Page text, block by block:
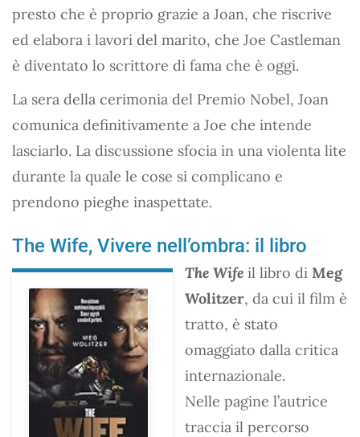
presto che è proprio grazie a Joan, che riscrive
ed elabora i lavori del marito, che Joe Castleman
è diventato lo scrittore di fama che è oggi.
La sera della cerimonia del Premio Nobel, Joan
comunica definitivamente a Joe che intende
lasciarlo. La discussione sfocia in una violenta lite
durante la quale le cose si complicano e
prendono pieghe inaspettate.
The Wife, Vivere nell’ombra: il libro
The Wife il libro di Meg
Wolitzer, da cui il film è
tratto, è stato
omaggiato dalla critica
internazionale.
Nelle pagine l’autrice
traccia il percorso